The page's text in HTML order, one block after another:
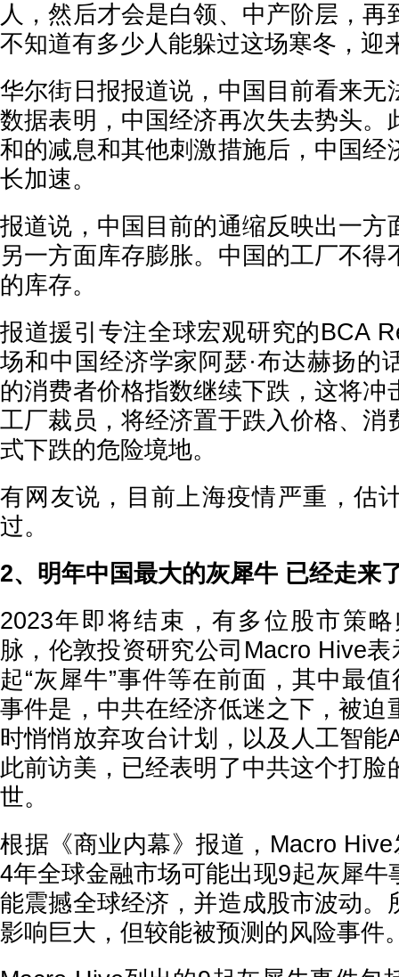
人，然后才会是白领、中产阶层，再
不知道有多少人能躲过这场寒冬，迎
华尔街日报报道说，中国目前看来无
数据表明，中国经济再次失去势头。
和的减息和其他刺激措施后，中国经
长加速。
报道说，中国目前的通缩反映出一方
另一方面库存膨胀。中国的工厂不得
的库存。
报道援引专注全球宏观研究的BCA
场和中国经济学家阿瑟·布达赫扬的
的消费者价格指数继续下跌，这将冲
工厂裁员，将经济置于跌入价格、消
式下跌的危险境地。
有网友说，目前上海疫情严重，估
过。
2、明年中国最大的灰犀牛 已经走来
2023年即将结束，有多位股市策
脉，伦敦投资研究公司Macro Hive
起“灰犀牛”事件等在前面，其中最
事件是，中共在经济低迷之下，被迫
时悄悄放弃攻台计划，以及人工智能
此前访美，已经表明了中共这个打脸
世。
根据《商业内幕》报道，Macro
4年全球金融市场可能出现9起灰犀牛
能震撼全球经济，并造成股市波动。
影响巨大，但较能被预测的风险事件